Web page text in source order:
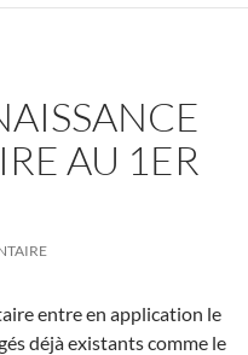
AU 1ER
entre en application le
déjà existants comme le